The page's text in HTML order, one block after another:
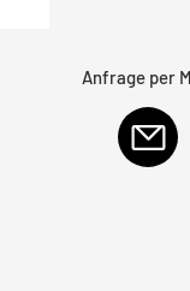
Anfrage per